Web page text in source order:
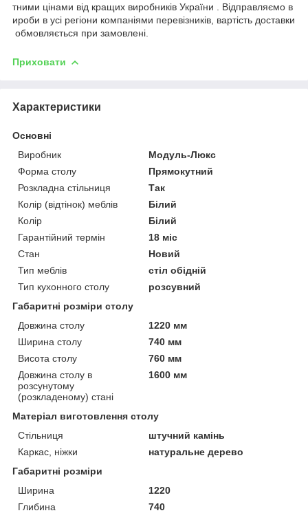
тними цінами від кращих виробників України . Відправляємо в
ироби в усі регіони компаніями перевізників, вартість доставки
обмовляється при замовлені.
Приховати
Характеристики
Основні
Виробник
Модуль-Люкс
Форма столу
Прямокутний
Розкладна стільниця
Так
Колір (відтінок) меблів
Білий
Колір
Білий
Гарантійний термін
18 міс
Стан
Новий
Тип меблів
стіл обідній
Тип кухонного столу
розсувний
Габаритні розміри столу
Довжина столу
1220 мм
Ширина столу
740 мм
Висота столу
760 мм
Довжина столу в
розсунутому
(розкладеному) стані
1600 мм
Матеріал виготовлення столу
Стільниця
штучний камінь
Каркас, ніжки
натуральне дерево
Габаритні розміри
Ширина
1220
Глибина
740